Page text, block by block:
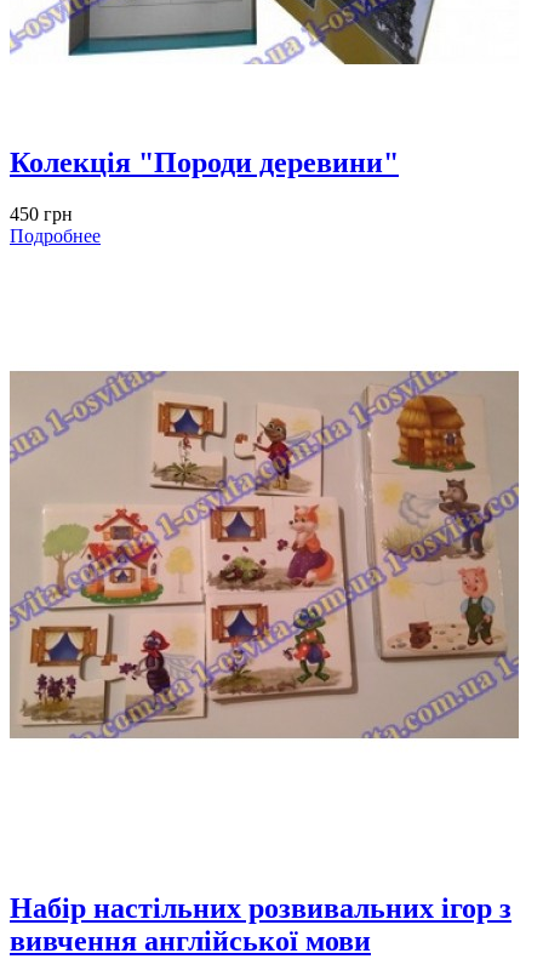
Колекція "Породи деревини"
450 грн
Подробнее
Набір настільних розвивальних ігор з
вивчення англійської мови